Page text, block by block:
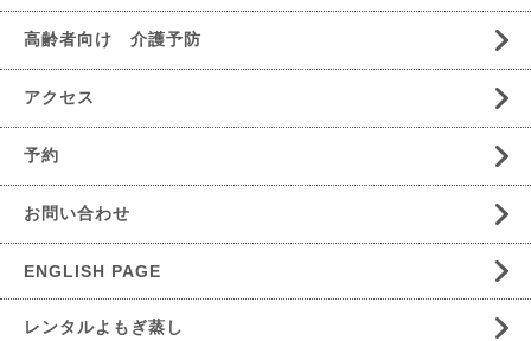
高齢者向け 介護予防
アクセス
予約
お問い合わせ
ENGLISH PAGE
レンタルよもぎ蒸し